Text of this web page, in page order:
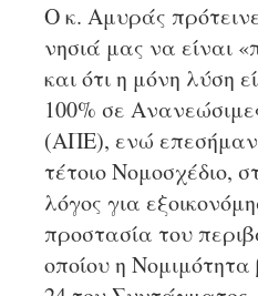
Ο κ. Αμυράς
νησιά μας να είναι
και ότι η μόνη λύση
100% σε
(ΑΠΕ), ενώ
τέτοιο Νομοσχέδιο,
λόγος για
προστασία του
οποίου η